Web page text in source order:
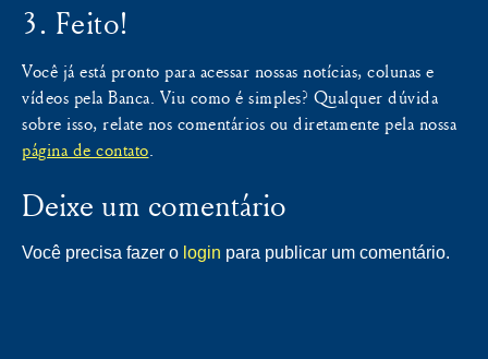
3. Feito!
Você já está pronto para acessar nossas notícias, colunas e
vídeos pela Banca. Viu como é simples? Qualquer dúvida
sobre isso, relate nos comentários ou diretamente pela nossa
página de contato.
Deixe um comentário
Você precisa fazer o login para publicar um comentário.